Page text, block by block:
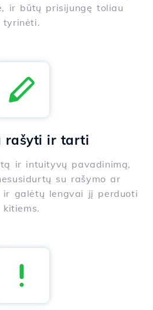
ir būtų prisijungę toliau
tyrinėti.
rašyti ir tarti
ir intuityvų pavadinimą,
su rašymo ar
ir galėtų lengvai jį perduoti
kitiems.